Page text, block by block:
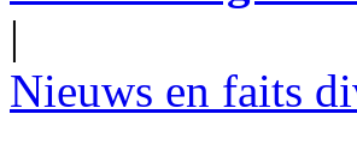
|
Nieuws en faits